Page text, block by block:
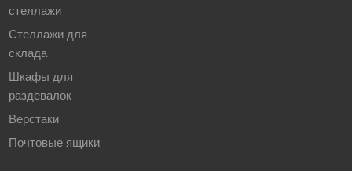
стеллажи
Стеллажи для
склада
Шкафы для
раздевалок
Верстаки
Почтовые ящики